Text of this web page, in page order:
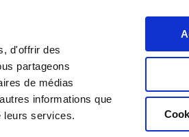
d'offrir des
partageons
de médias
informations que
leurs services.
Connexion
: 3 À 5 JOURS OUVRÉS ⏱️